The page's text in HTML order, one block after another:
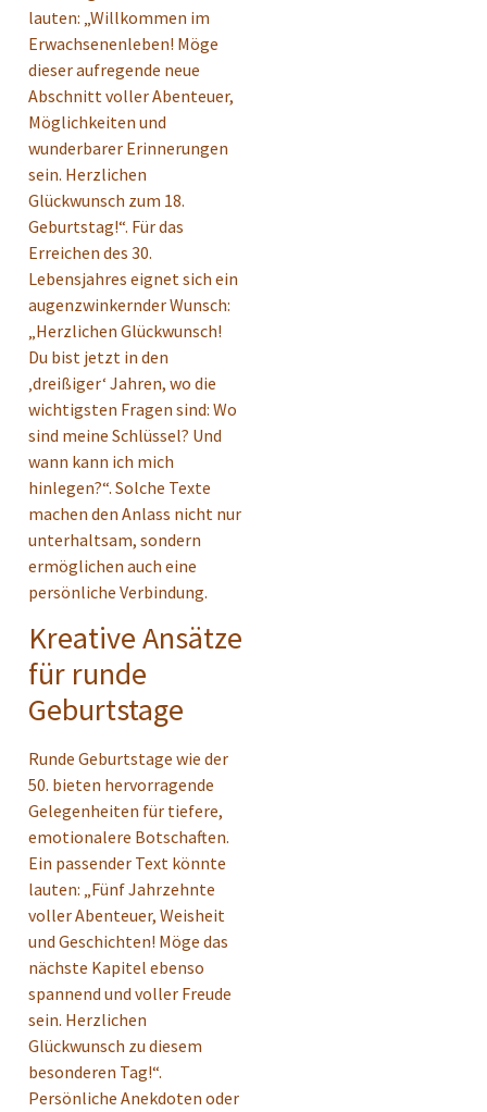
lauten: „Willkommen im
Erwachsenenleben! Möge
dieser aufregende neue
Abschnitt voller Abenteuer,
Möglichkeiten und
wunderbarer Erinnerungen
sein. Herzlichen
Glückwunsch zum 18.
Geburtstag!“. Für das
Erreichen des 30.
Lebensjahres eignet sich ein
augenzwinkernder Wunsch:
„Herzlichen Glückwunsch!
Du bist jetzt in den
‚dreißiger‘ Jahren, wo die
wichtigsten Fragen sind: Wo
sind meine Schlüssel? Und
wann kann ich mich
hinlegen?“. Solche Texte
machen den Anlass nicht nur
unterhaltsam, sondern
ermöglichen auch eine
persönliche Verbindung.
Kreative Ansätze
für runde
Geburtstage
Runde Geburtstage wie der
50. bieten hervorragende
Gelegenheiten für tiefere,
emotionalere Botschaften.
Ein passender Text könnte
lauten: „Fünf Jahrzehnte
voller Abenteuer, Weisheit
und Geschichten! Möge das
nächste Kapitel ebenso
spannend und voller Freude
sein. Herzlichen
Glückwunsch zu diesem
besonderen Tag!“.
Persönliche Anekdoten oder